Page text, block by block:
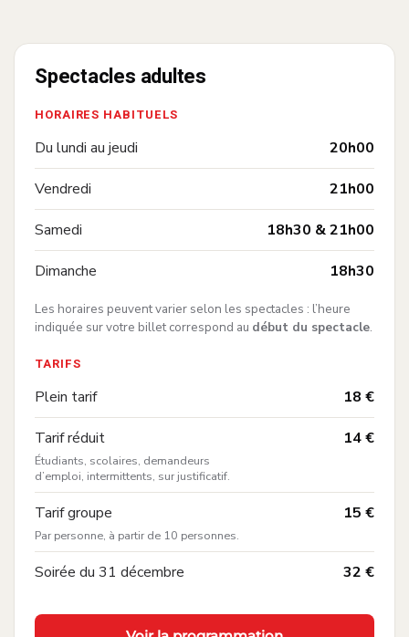
Spectacles adultes
HORAIRES HABITUELS
Du lundi au jeudi —
20h00
Vendredi —
21h00
Samedi —
18h30 & 21h00
Dimanche —
18h30
Les horaires peuvent varier selon les spectacles : l’heure
indiquée sur votre billet correspond au début du spectacle.
TARIFS
Plein tarif —
18 €
Tarif réduit:
Étudiants, scolaires, demandeurs
d’emploi, intermittents, sur justificatif.
—
14 €
Tarif groupe
Par personne, à partir de 10 personnes.
—
15 €
Soirée du 31 décembre —
32 €